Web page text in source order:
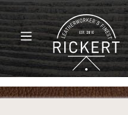
Zum Hauptinhalt springen